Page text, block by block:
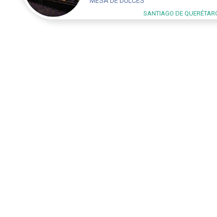
SANTIAGO DE